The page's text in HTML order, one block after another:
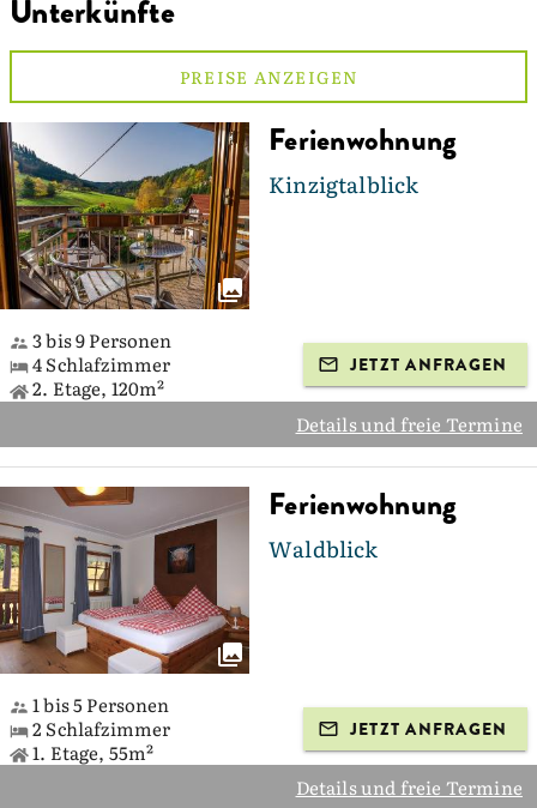
Unterkünfte
PREISE ANZEIGEN
Ferienwohnung
Kinzigtalblick
3 bis 9 Personen
4 Schlafzimmer
2. Etage, 120m²
JETZT ANFRAGEN
Details und freie Termine
Ferienwohnung
Waldblick
1 bis 5 Personen
2 Schlafzimmer
1. Etage, 55m²
JETZT ANFRAGEN
Details und freie Termine